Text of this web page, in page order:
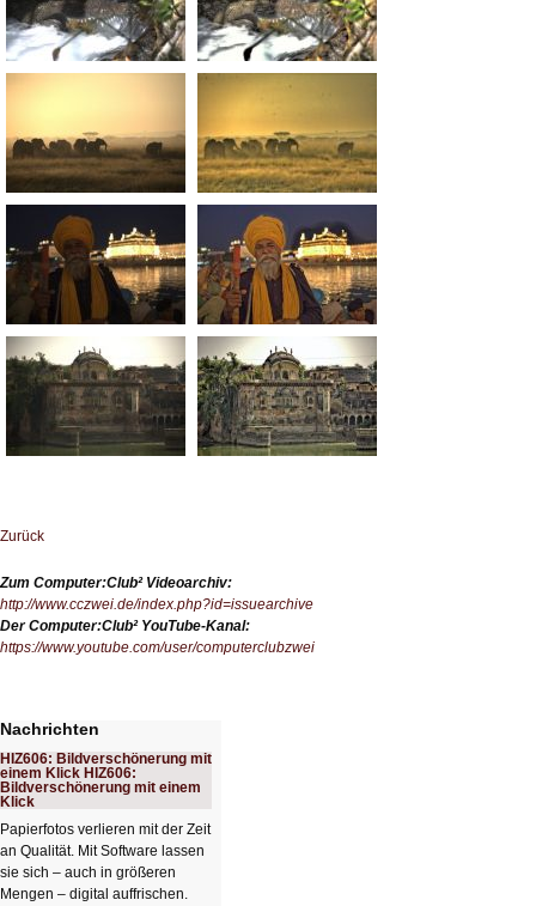
Zurück
Zum Computer:Club² Videoarchiv:
http://www.cczwei.de/index.php?id=issuearchive
Der Computer:Club² YouTube-Kanal:
https://www.youtube.com/user/computerclubzwei
Nachrichten
HIZ606: Bildverschönerung mit
einem Klick HIZ606:
Bildverschönerung mit einem
Klick
Papierfotos verlieren mit der Zeit
an Qualität. Mit Software lassen
sie sich – auch in größeren
Mengen – digital auffrischen.